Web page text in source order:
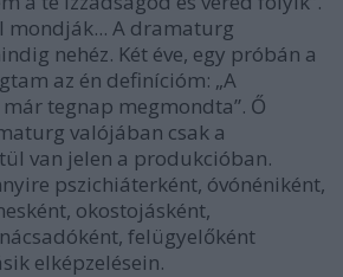
mondják... A dramaturg
nehéz. Két éve, egy próbán a
az én definícióm: „A
tegnap megmondta”. Ő
valójában csak a
van jelen a produkcióban.
pszichiáterként, óvónéniként,
okostojásként,
felügyelőként
elképzelésein.